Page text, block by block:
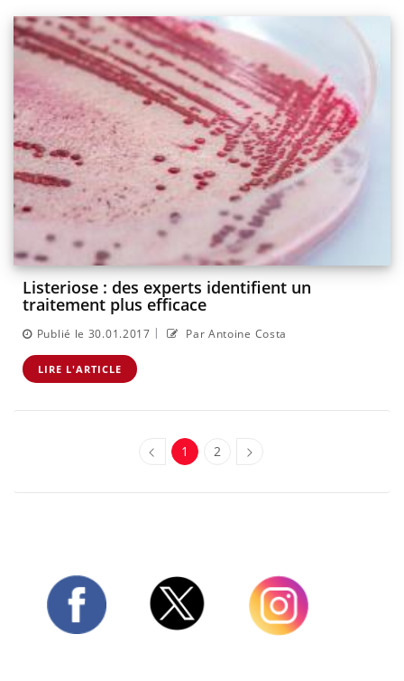
Listeriose : des experts identifient un
traitement plus efficace
Publié le 30.01.2017 | Par Antoine Costa
LIRE L'ARTICLE
1 2